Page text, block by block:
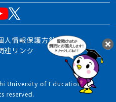
人情報保護方針
連リンク
University of Education.
reserved.